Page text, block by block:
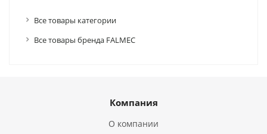
Все товары категории
Все товары бренда FALMEC
Компания
О компании